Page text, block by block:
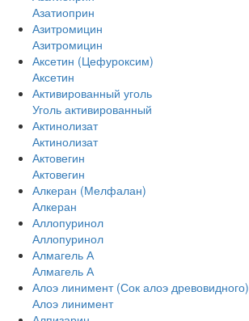
Азатиоприн
Азитромицин
Азитромицин
Аксетин (Цефуроксим)
Аксетин
Активированный уголь
Уголь активированный
Актинолизат
Актинолизат
Актовегин
Актовегин
Алкеран (Мелфалан)
Алкеран
Аллопуринол
Аллопуринол
Алмагель А
Алмагель А
Алоэ линимент (Сок алоэ древовидного)
Алоэ линимент